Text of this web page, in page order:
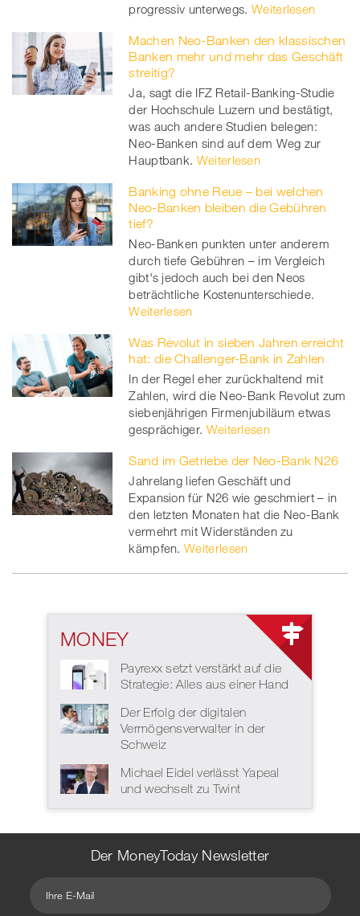
progressiv unterwegs. Weiterlesen
Machen Neo-Banken den klassischen
Banken mehr und mehr das Geschäft
streitig?
Ja, sagt die IFZ Retail-Banking-Studie
der Hochschule Luzern und bestätigt,
was auch andere Studien belegen:
Neo-Banken sind auf dem Weg zur
Hauptbank. Weiterlesen
Banking ohne Reue – bei welchen
Neo-Banken bleiben die Gebühren
tief?
Neo-Banken punkten unter anderem
durch tiefe Gebühren – im Vergleich
gibt's jedoch auch bei den Neos
beträchtliche Kostenunterschiede.
Weiterlesen
Was Revolut in sieben Jahren erreicht
hat: die Challenger-Bank in Zahlen
In der Regel eher zurückhaltend mit
Zahlen, wird die Neo-Bank Revolut zum
siebenjährigen Firmenjubiläum etwas
gesprächiger. Weiterlesen
Sand im Getriebe der Neo-Bank N26
Jahrelang liefen Geschäft und
Expansion für N26 wie geschmiert – in
den letzten Monaten hat die Neo-Bank
vermehrt mit Widerständen zu
kämpfen. Weiterlesen
MONEY
Payrexx setzt verstärkt auf die
Strategie: Alles aus einer Hand
Der Erfolg der digitalen
Vermögensverwalter in der
Schweiz
Michael Eidel verlässt Yapeal
und wechselt zu Twint
Der MoneyToday Newsletter